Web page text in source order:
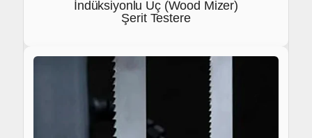
İndüksiyonlu Uç (Wood Mizer)
Şerit Testere